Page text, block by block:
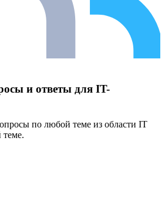
и ответы для IT-
по любой теме из области IT
теме.